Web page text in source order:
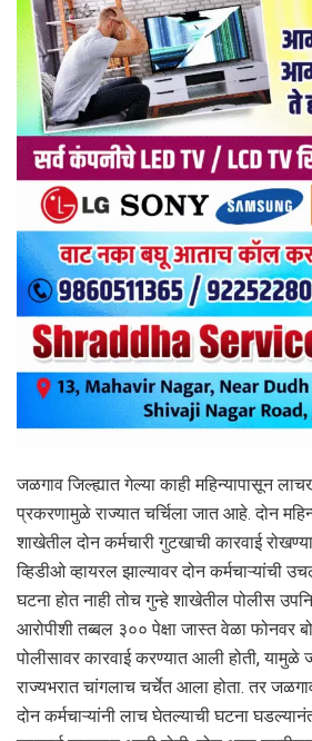
जळगाव जिल्ह्यात गेल्या काही महिन्यापासून
प्रकरणामुळे राज्यात चर्चिला जात आहे. दोन
शाखेतील दोन कर्मचारी गुटखाची कारवाई
व्हिडीओ व्हायरल झाल्यावर दोन कर्मचाऱ्यांची
घटना होत नाही तोच गुन्हे शाखेतील पोलीस
आरोपीशी तब्बल ३०० पेक्षा जास्त वेळा फोनवर
पोलीसावर कारवाई करण्यात आली होती, यामुळे
राज्यभरात चांगलाच चर्चेत आला होता. तर
दोन कर्मचाऱ्यांनी लाच घेतल्याची घटना